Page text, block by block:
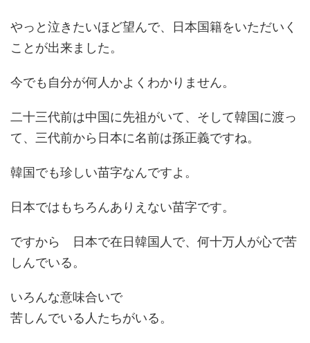
やっと泣きたいほど望んで、日本国籍をいただいく
ことが出来ました。
今でも自分が何人かよくわかりません。
二十三代前は中国に先祖がいて、そして韓国に渡っ
て、三代前から日本に名前は孫正義ですね。
韓国でも珍しい苗字なんですよ。
日本ではもちろんありえない苗字です。
ですから 日本で在日韓国人で、何十万人が心で苦
しんでいる。
いろんな意味合いで
苦しんでいる人たちがいる。